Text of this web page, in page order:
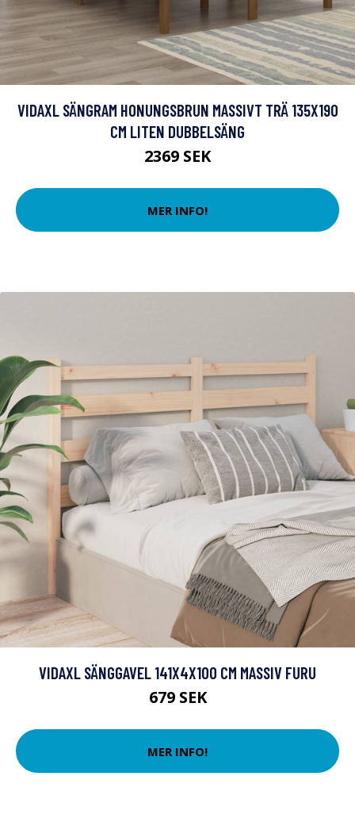
VIDAXL SÄNGRAM HONUNGSBRUN MASSIVT TRÄ 135X190
CM LITEN DUBBELSÄNG
2369 SEK
MER INFO!
VIDAXL SÄNGGAVEL 141X4X100 CM MASSIV FURU
679 SEK
MER INFO!